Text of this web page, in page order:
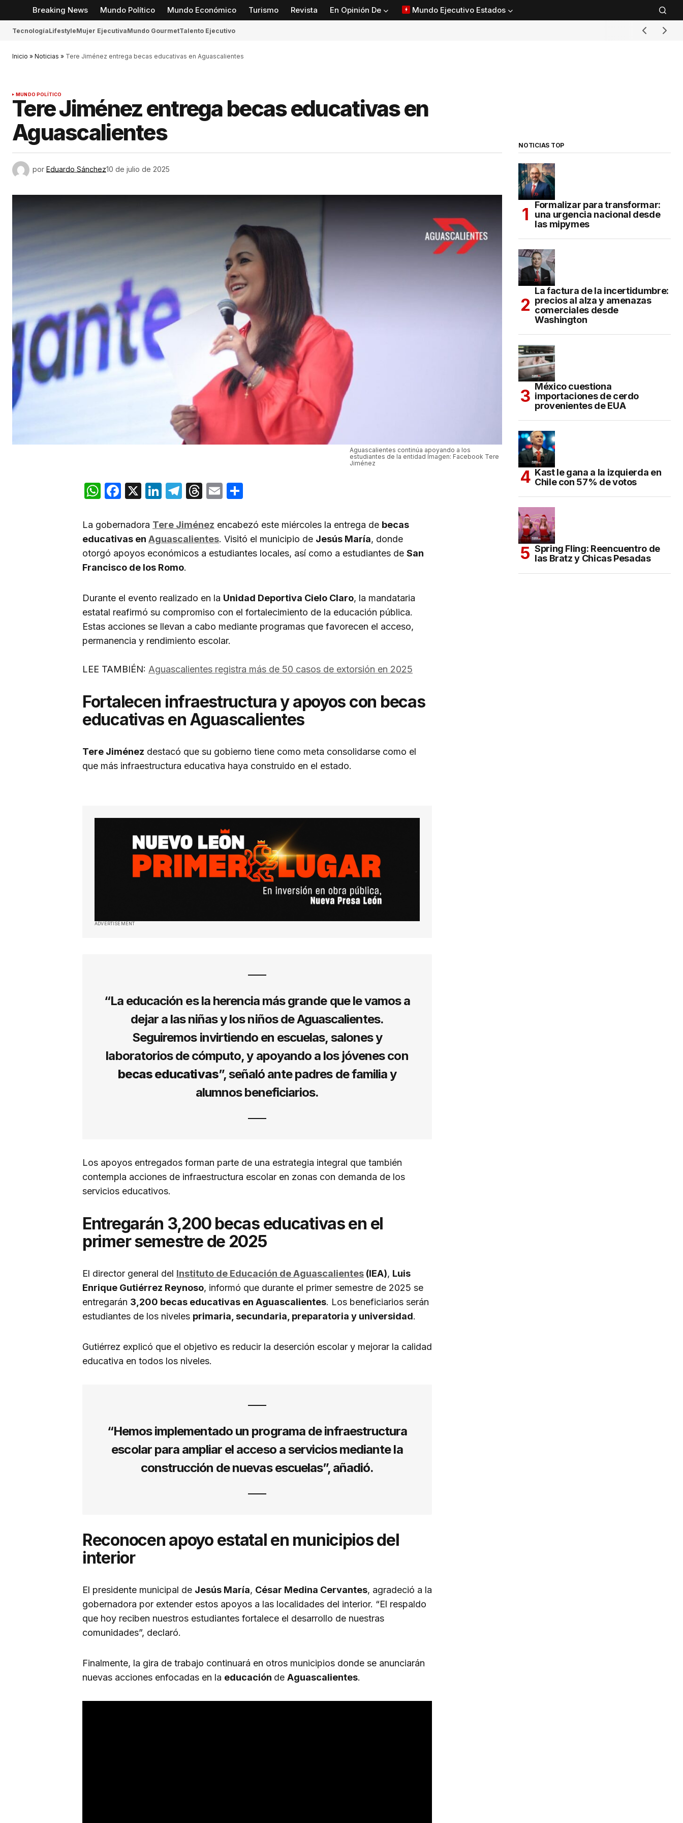
Breaking News Mundo Político Mundo Económico Turismo Revista En Opinión De Mundo Ejecutivo Estados
TecnologíaLifestyleMujer EjecutivaMundo GourmetTalento Ejecutivo
Inicio » Noticias » Tere Jiménez entrega becas educativas en Aguascalientes
MUNDO POLÍTICO
Tere Jiménez entrega becas educativas en
Aguascalientes
por Eduardo Sánchez10 de julio de 2025
Aguascalientes continúa apoyando a los
estudiantes de la entidad Imagen: Facebook Tere
Jiménez
WhatsApp
Facebook
X LinkedIn
Telegram
Threads
Email
La gobernadora Tere Jiménez encabezó este miércoles la entrega de becas
educativas en Aguascalientes. Visitó el municipio de Jesús María, donde
otorgó apoyos económicos a estudiantes locales, así como a estudiantes de San
Francisco de los Romo.
Durante el evento realizado en la Unidad Deportiva Cielo Claro, la mandataria
estatal reafirmó su compromiso con el fortalecimiento de la educación pública.
Estas acciones se llevan a cabo mediante programas que favorecen el acceso,
permanencia y rendimiento escolar.
LEE TAMBIÉN: Aguascalientes registra más de 50 casos de extorsión en 2025
Fortalecen infraestructura y apoyos con becas
educativas en Aguascalientes
Tere Jiménez destacó que su gobierno tiene como meta consolidarse como el
que más infraestructura educativa haya construido en el estado.
ADVERTISEMENT
“La educación es la herencia más grande que le vamos a
dejar a las niñas y los niños de Aguascalientes.
Seguiremos invirtiendo en escuelas, salones y
laboratorios de cómputo, y apoyando a los jóvenes con
becas educativas”, señaló ante padres de familia y
alumnos beneficiarios.
Los apoyos entregados forman parte de una estrategia integral que también
contempla acciones de infraestructura escolar en zonas con demanda de los
servicios educativos.
Entregarán 3,200 becas educativas en el
primer semestre de 2025
El director general del Instituto de Educación de Aguascalientes (IEA), Luis
Enrique Gutiérrez Reynoso, informó que durante el primer semestre de 2025 se
entregarán 3,200 becas educativas en Aguascalientes. Los beneficiarios serán
estudiantes de los niveles primaria, secundaria, preparatoria y universidad.
Gutiérrez explicó que el objetivo es reducir la deserción escolar y mejorar la calidad
educativa en todos los niveles.
“Hemos implementado un programa de infraestructura
escolar para ampliar el acceso a servicios mediante la
construcción de nuevas escuelas”, añadió.
Reconocen apoyo estatal en municipios del
interior
El presidente municipal de Jesús María, César Medina Cervantes, agradeció a la
gobernadora por extender estos apoyos a las localidades del interior. “El respaldo
que hoy reciben nuestros estudiantes fortalece el desarrollo de nuestras
comunidades”, declaró.
Finalmente, la gira de trabajo continuará en otros municipios donde se anunciarán
nuevas acciones enfocadas en la educación de Aguascalientes.
NOTICIAS TOP
Formalizar para transformar:
una urgencia nacional desde
las mipymes
La factura de la incertidumbre:
precios al alza y amenazas
comerciales desde
Washington
México cuestiona
importaciones de cerdo
provenientes de EUA
Kast le gana a la izquierda en
Chile con 57% de votos
Spring Fling: Reencuentro de
las Bratz y Chicas Pesadas